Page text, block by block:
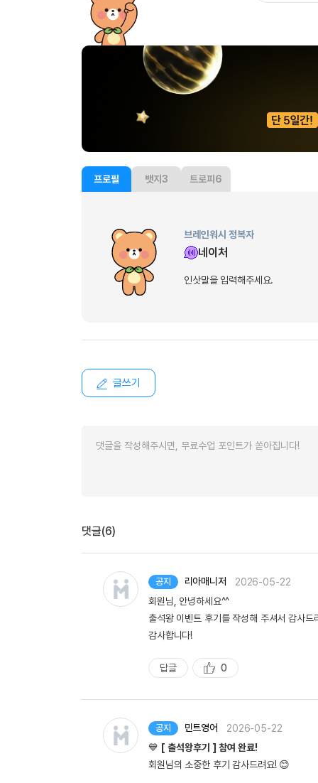
[도전]어휘퀴즈새글
[도전]어휘퀴즈
유용한영어표현
유용한영어표현
유용한영어표현
유용한영어표현
유용한영어표현
프로필 뱃지 3 트로피 6
브레인워시 정복자
네이처
인삿말을 입력해주세요.
글쓰기
댓글(6)
공지 리아매니저
2026-05-22
회원님, 안녕하세요^^
출석왕 이벤트 후기를 작성해 주셔서 감사
감사합니다!
답글
추
천
0
공지 민트영어
2026-05-22
💙 [ 출석왕후기 ] 참여 완료!
회원님의 소중한 후기 감사드려요! 😊